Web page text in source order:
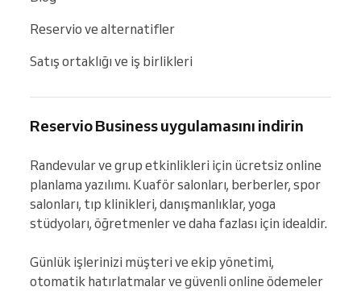
Reservio ve alternatifler
Satış ortaklığı ve iş birlikleri
Reservio Business uygulamasını indirin
Randevular ve grup etkinlikleri için ücretsiz online
planlama yazılımı. Kuaför salonları, berberler, spor
salonları, tıp klinikleri, danışmanlıklar, yoga
stüdyoları, öğretmenler ve daha fazlası için idealdir.
Günlük işlerinizi müşteri ve ekip yönetimi,
otomatik hatırlatmalar ve güvenli online ödemeler